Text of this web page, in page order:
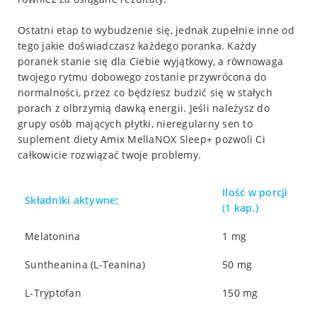
Ostatni etap to wybudzenie się, jednak zupełnie inne od
tego jakie doświadczasz każdego poranka. Każdy
poranek stanie się dla Ciebie wyjątkowy, a równowaga
twojego rytmu dobowego zostanie przywrócona do
normalności, przez co będziesz budzić się w stałych
porach z olbrzymią dawką energii. Jeśli należysz do
grupy osób mających płytki, nieregularny sen to
suplement diety Amix MellaNOX Sleep+ pozwoli Ci
całkowicie rozwiązać twoje problemy.
Składniki aktywne:
Ilość w porcji
(1 kap.)
Melatonina 1 mg
Suntheanina (L-Teanina) 50 mg
L-Tryptofan 150 mg